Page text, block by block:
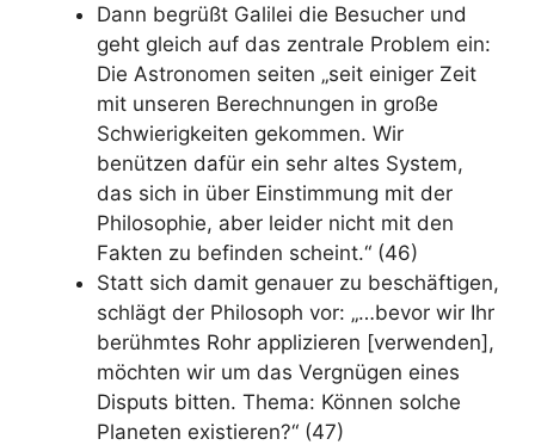
Dann begrüßt Galilei die Besucher und
geht gleich auf das zentrale Problem ein:
Die Astronomen seiten „seit einiger Zeit
mit unseren Berechnungen in große
Schwierigkeiten gekommen. Wir
benützen dafür ein sehr altes System,
das sich in über Einstimmung mit der
Philosophie, aber leider nicht mit den
Fakten zu befinden scheint.“ (46)
Statt sich damit genauer zu beschäftigen,
schlägt der Philosoph vor: „…bevor wir Ihr
berühmtes Rohr applizieren [verwenden],
möchten wir um das Vergnügen eines
Disputs bitten. Thema: Können solche
Planeten existieren?“ (47)